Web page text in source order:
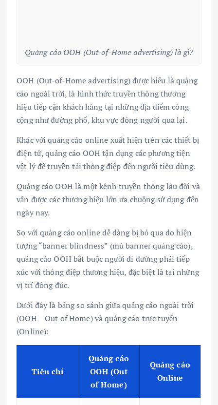
Quảng cáo OOH (Out-of-Home advertising) là gì?
OOH (Out-of-Home advertising) được hiểu là quảng
cáo ngoài trời, là hình thức truyền thông thương
hiệu tiếp cận khách hàng tại những địa điểm công
cộng như đường phố, khu vực đông người qua lại.
Khác với quảng cáo online xuất hiện trên các thiết bị
điện tử, quảng cáo OOH tận dụng các phương tiện
vật lý để truyền tải thông điệp đến người tiêu dùng.
Quảng cáo OOH là một kênh truyền thông lâu đời và
vẫn được các thương hiệu lớn ưa chuộng sử dụng đến
ngày nay.
So với quảng cáo online dễ dàng bị bỏ qua do hiện
tượng “banner blindness” (mù banner quảng cáo),
quảng cáo OOH bắt buộc người đi đường phải tiếp
xúc với thông điệp thương hiệu, đặc biệt là tại những
vị trí đông đúc.
Dưới đây là bảng so sánh giữa quảng cáo ngoài trời
(OOH – Out of Home) và quảng cáo trực tuyến
(Online):
Tiêu chí
Quảng cáo
OOH (Out
of Home)
Quảng cáo
Online